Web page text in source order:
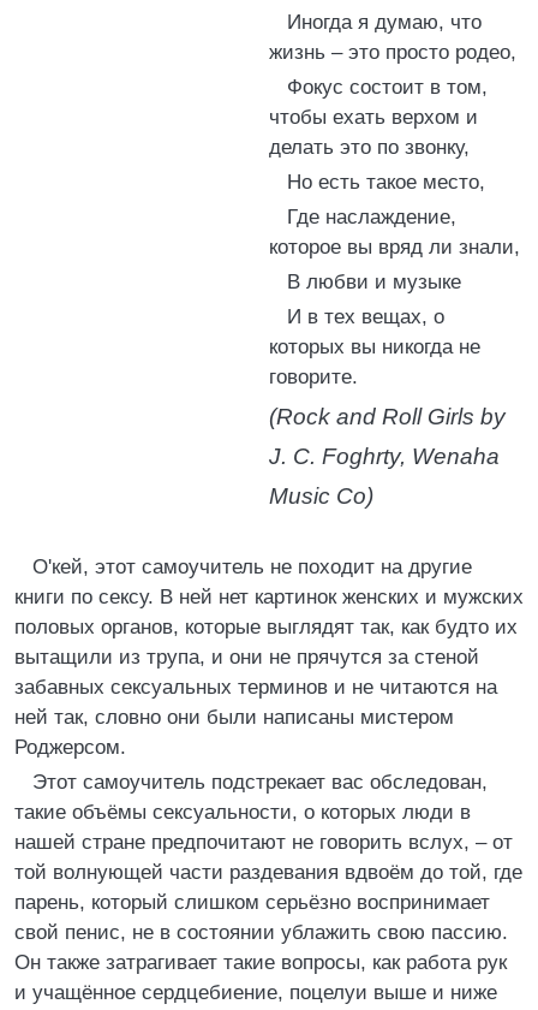
Иногда я думаю, что
жизнь – это просто родео,
Фокус состоит в том,
чтобы ехать верхом и
делать это по звонку,
Но есть такое место,
Где наслаждение,
которое вы вряд ли знали,
В любви и музыке
И в тех вещах, о
которых вы никогда не
говорите.
(Rock and Roll Girls by
J. C. Foghrty, Wenaha
Music Co)
О'кей, этот самоучитель не походит на другие
книги по сексу. В ней нет картинок женских и мужских
половых органов, которые выглядят так, как будто их
вытащили из трупа, и они не прячутся за стеной
забавных сексуальных терминов и не читаются на
ней так, словно они были написаны мистером
Роджерсом.
Этот самоучитель подстрекает вас обследован,
такие объёмы сексуальности, о которых люди в
нашей стране предпочитают не говорить вслух, – от
той волнующей части раздевания вдвоём до той, где
парень, который слишком серьёзно воспринимает
свой пенис, не в состоянии ублажить свою пассию.
Он также затрагивает такие вопросы, как работа рук
и учащённое сердцебиение, поцелуи выше и ниже